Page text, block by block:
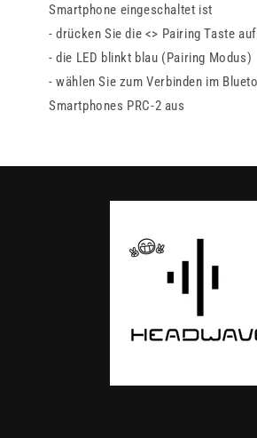
Smartphone eingeschaltet ist
- drücken Sie die <> Pairing Taste auf
- die LED blinkt blau (Pairing Modus)
- wählen Sie zum Verbinden im
Smartphones PRC-2 aus